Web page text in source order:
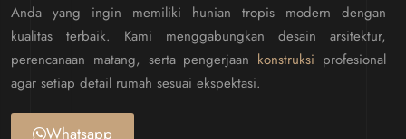
Anda yang ingin memiliki hunian tropis modern dengan
kualitas terbaik. Kami menggabungkan desain arsitektur,
perencanaan matang, serta pengerjaan konstruksi profesional
agar setiap detail rumah sesuai ekspektasi.
Whatsapp